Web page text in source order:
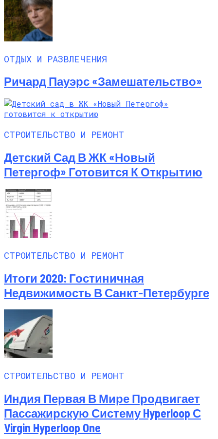
ОТДЫХ И РАЗВЛЕЧЕНИЯ
Ричард Пауэрс «Замешательство»
СТРОИТЕЛЬСТВО И РЕМОНТ
Детский Сад В ЖК «Новый
Петергоф» Готовится К Открытию
СТРОИТЕЛЬСТВО И РЕМОНТ
Итоги 2020: Гостиничная
Недвижимость В Санкт-Петербурге
СТРОИТЕЛЬСТВО И РЕМОНТ
Индия Первая В Мире Продвигает
Пассажирскую Систему Hyperloop С
Virgin Hyperloop One